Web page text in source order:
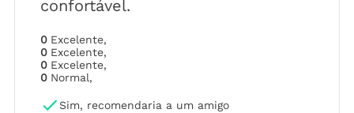
confortável.
0 Excelente,
0 Excelente,
0 Excelente,
0 Normal,
Sim, recomendaria a um amigo